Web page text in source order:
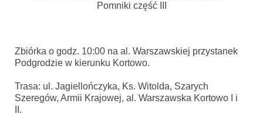
Pomniki część III
Zbiórka o godz. 10:00 na al. Warszawskiej przystanek
Podgrodzie w kierunku Kortowo.
Trasa: ul. Jagiellończyka, Ks. Witolda, Szarych
Szeregów, Armii Krajowej, al. Warszawska Kortowo I i
II.